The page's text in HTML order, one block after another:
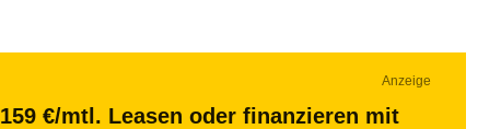
Anzeige
€/mtl. Leasen oder finanzieren mit